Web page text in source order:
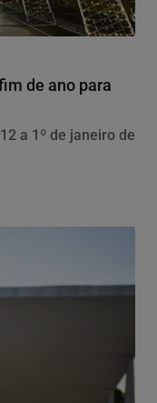
de ano para
a 1º de janeiro de